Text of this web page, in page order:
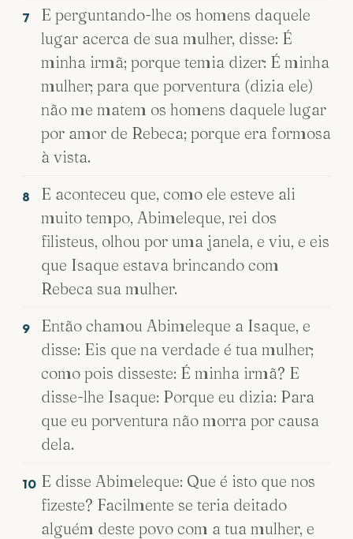
7
E perguntando-lhe os homens daquele
lugar acerca de sua mulher, disse: É
minha irmã; porque temia dizer: É minha
mulher; para que porventura (dizia ele)
não me matem os homens daquele lugar
por amor de Rebeca; porque era formosa
à vista.
8
E aconteceu que, como ele esteve ali
muito tempo, Abimeleque, rei dos
filisteus, olhou por uma janela, e viu, e eis
que Isaque estava brincando com
Rebeca sua mulher.
9
Então chamou Abimeleque a Isaque, e
disse: Eis que na verdade é tua mulher;
como pois disseste: É minha irmã? E
disse-lhe Isaque: Porque eu dizia: Para
que eu porventura não morra por causa
dela.
10 E disse Abimeleque: Que é isto que nos
fizeste? Facilmente se teria deitado
alguém deste povo com a tua mulher, e